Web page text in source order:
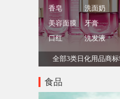
香皂 洗面奶
美容面膜
牙膏
口红
洗发液
全部3类日化用品商
食品